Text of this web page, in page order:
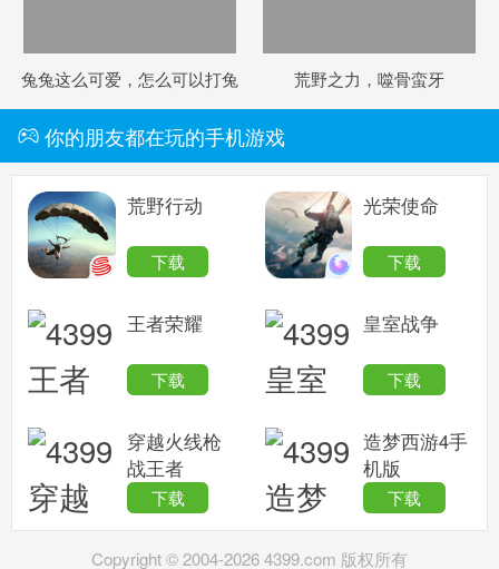
兔兔这么可爱，怎么可以打兔
荒野之力，噬骨蛮牙
你的朋友都在玩的手机游戏
荒野行动
下载
光荣使命
下载
王者荣耀
下载
皇室战争
下载
穿越火线枪
战王者
下载
造梦西游4手
机版
下载
Copyright © 2004-20264399.com 版权所有